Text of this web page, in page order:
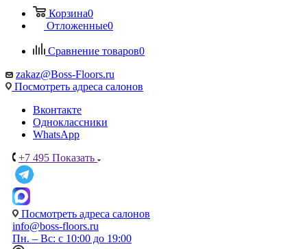
Корзина0
Отложенные0
Сравнение товаров0
zakaz@Boss-Floors.ru
Посмотреть адреса салонов
Вконтакте
Одноклассники
WhatsApp
+7 495 Показать
Посмотреть адреса салонов
info@boss-floors.ru
Пн. – Вс: с 10:00 до 19:00